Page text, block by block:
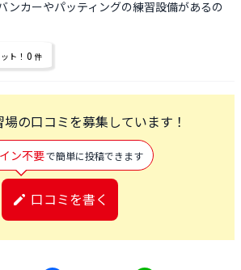
ンカーやパッティングの練習設備があるの
ト！ 0 件
場の口コミを募集しています！
ン不要で簡単に投稿できます
口コミを書く